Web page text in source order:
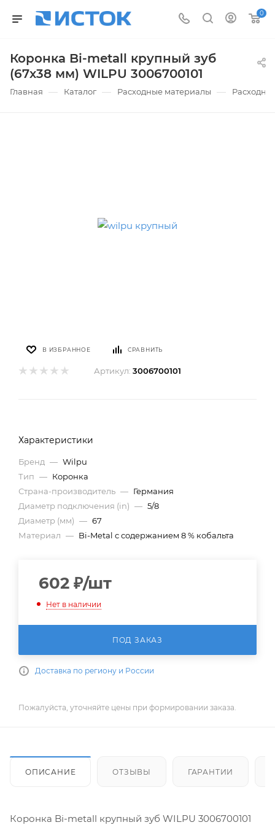
0
Коронка Bi-metall крупный зуб
(67х38 мм) WILPU 3006700101
Главная — Каталог — Расходные материалы —
В ИЗБРАННОЕ СРАВНИТЬ
Артикул: 3006700101
Характеристики
Бренд — Wilpu
Тип — Коронка
Страна-производитель — Германия
Диаметр подключения (in) — 5/8
Диаметр (мм) — 67
Материал — Bi-Metal с содержанием 8 % кобальта
602 ₽/шт
Нет в наличии
ПОД ЗАКАЗ
Доставка по региону и России
Пожалуйста, уточняйте цены при формировании заказа.
ОПИСАНИЕ ОТЗЫВЫ ГАРАНТИИ
Коронка Bi-metall крупный зуб WILPU 3006700101